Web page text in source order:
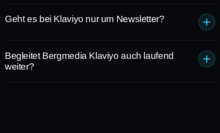
Geht es bei Klaviyo nur um Newsletter?
Begleitet Bergmedia Klaviyo auch laufend
weiter?